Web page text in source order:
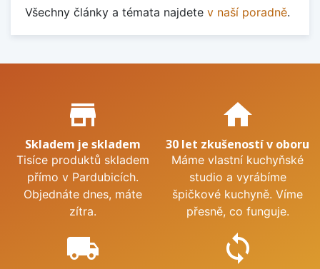
Všechny články a témata najdete v naší poradně.
Proč nakupovat u nás?
store_mall_directory
Skladem je skladem
Tisíce produktů skladem
přímo v Pardubicích.
Objednáte dnes, máte
zítra.
home
30 let zkušeností v oboru
Máme vlastní kuchyňské
studio a vyrábíme
špičkové kuchyně. Víme
přesně, co funguje.
local_shipping sync